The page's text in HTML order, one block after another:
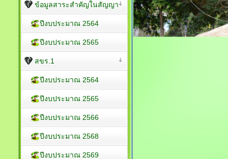
ข้อมูลสาระสำคัญในสัญญา
ปีงบประมาณ 2564
ปีงบประมาณ 2565
สขร.1
ปีงบประมาณ 2564
ปีงบประมาณ 2565
ปีงบประมาณ 2566
ปีงบประมาณ 2568
ปีงบประมาณ 2569